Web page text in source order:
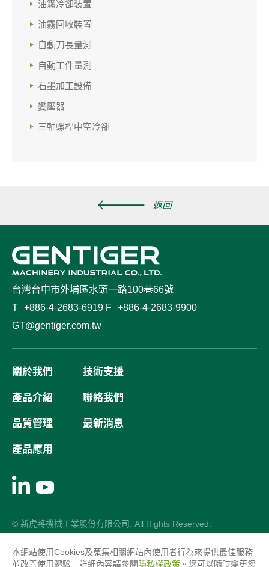
油霧冷卻裝置
油霧回收裝置
自動刀長量測
自動工件量測
石墨加工設備
變壓器
三軸螺桿中空冷卻
返回
關於我們
產品介紹
品質管理
產品應用
技術支援
聯絡我們
最新消息
台灣台中市外埔區水頭一路100巷66號
T +886-4-2683-6919 F +886-4-2683-9900
GT@gentiger.com.tw
© 新虎將機械工業股份有限公司. All Rights Reserved.
GTMC
Taiwan Products
B2BManufactures
本網站使用Cookies及蒐集相關網站內使用者行為來提供最佳服務
並改善使用體驗。詳細內容請參閱 隱私權政策 。您可以隨時變更您